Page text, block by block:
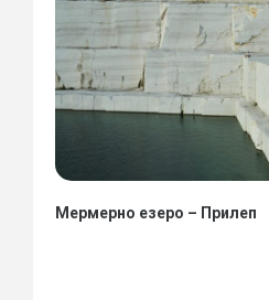
Мермерно езеро – Прилеп